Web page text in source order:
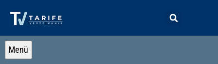
Menü